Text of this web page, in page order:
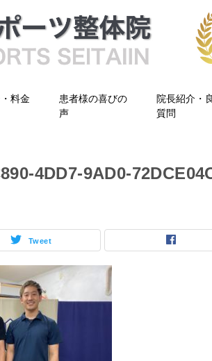
料金
患者様の喜びの
声
院長紹介・
質問
4DD7-9AD0-
Tweet